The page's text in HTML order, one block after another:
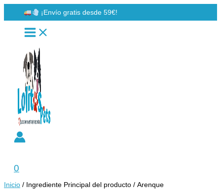
al
contenido
¡Envío gratis desde 59€!
0
Inicio / Ingrediente Principal del producto / Arenque